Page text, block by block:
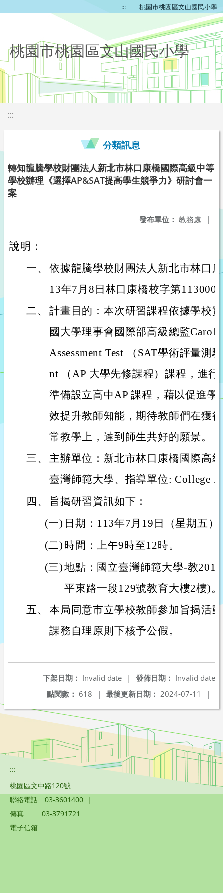
::: 桃園市桃園區文山國民小學
桃園市桃園區文山國民小學
:::
分類訊息
轉知龍騰學校財團法人新北市林口康橋國際高級中等
學校辦理《選擇AP&SAT提高學生競爭力》研討會一
案
發布單位： 教務處 |
說明：
一、 依據龍騰學校財團法人新北市林口
13年7月8日林口康橋校字第
二、 計畫目的：本次研習課程依據學校
國大學理事會國際部高級總監Carol
Assessment Test （SAT學術評量測
nt （AP 大學先修課程）課程，進
準備設立高中AP 課程，藉以促進學
效提升教師知能，期待教師們在獲
常教學上，達到師生共好的願景。
三、
主辦單位：新北市林口康橋國際高
臺灣師範大學、指導單位: College
四、
旨揭研習資訊如下：
(一) 日期：113年7月19日（星期五）
(二) 時間：上午9時至12時。
(三)地點：國立臺灣師範大學-教201
平東路一段129號教育大樓2樓)。
五、 本局同意市立學校教師參加旨揭活
課務自理原則下核予公假。
發佈日期： Invalid date
下架日期： Invalid date
|
最後更新日期： 2024-07-11 |
點閱數： 618 |
:::
桃園區文中路120號
聯絡電話
03-3601400 |
傳真
03-3791721
電子信箱